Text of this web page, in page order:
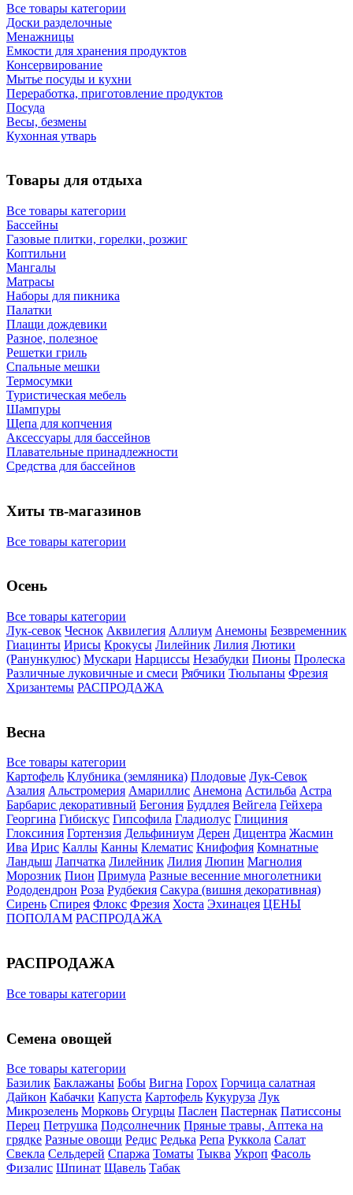
Все товары категории
Доски разделочные
Менажницы
Емкости для хранения продуктов
Консервирование
Мытье посуды и кухни
Переработка, приготовление продуктов
Посуда
Весы, безмены
Кухонная утварь
Товары для отдыха
Все товары категории
Бассейны
Газовые плитки, горелки, розжиг
Коптильни
Мангалы
Матрасы
Наборы для пикника
Палатки
Плащи дождевики
Разное, полезное
Решетки гриль
Спальные мешки
Термосумки
Туристическая мебель
Шампуры
Щепа для копчения
Аксессуары для бассейнов
Плавательные принадлежности
Средства для бассейнов
Хиты тв-магазинов
Все товары категории
Осень
Все товары категории
Лук-севок Чеснок Аквилегия Аллиум Анемоны Безвременник
Гиацинты Ирисы Крокусы Лилейник Лилия Лютики
(Ранункулюс) Мускари Нарцисcы Незабудки Пионы Пролеска
Различные луковичные и смеси Рябчики Тюльпаны Фрезия
Хризантемы РАСПРОДАЖА
Весна
Все товары категории
Картофель Клубника (земляника) Плодовые Лук-Севок
Азалия Альстромерия Амариллис Анемона Астильба Астра
Барбарис декоративный Бегония Буддлея Вейгела Гейхера
Георгина Гибискус Гипсофила Гладиолус Глициния
Глоксиния Гортензия Дельфиниум Дерен Дицентра Жасмин
Ива Ирис Каллы Канны Клематис Книфофия Комнатные
Ландыш Лапчатка Лилейник Лилия Люпин Магнолия
Морозник Пион Примула Разные весенние многолетники
Рододендрон Роза Рудбекия Сакура (вишня декоративная)
Сирень Спирея Флокс Фрезия Хоста Эхинацея ЦЕНЫ
ПОПОЛАМ РАСПРОДАЖА
РАСПРОДАЖА
Все товары категории
Семена овощей
Все товары категории
Базилик Баклажаны Бобы Вигна Горох Горчица салатная
Дайкон Кабачки Капуста Картофель Кукуруза Лук
Микрозелень Морковь Огурцы Паслен Пастернак Патиссоны
Перец Петрушка Подсолнечник Пряные травы, Аптека на
грядке Разные овощи Редис Редька Репа Руккола Салат
Свекла Сельдерей Спаржа Томаты Тыква Укроп Фасоль
Физалис Шпинат Щавель Табак